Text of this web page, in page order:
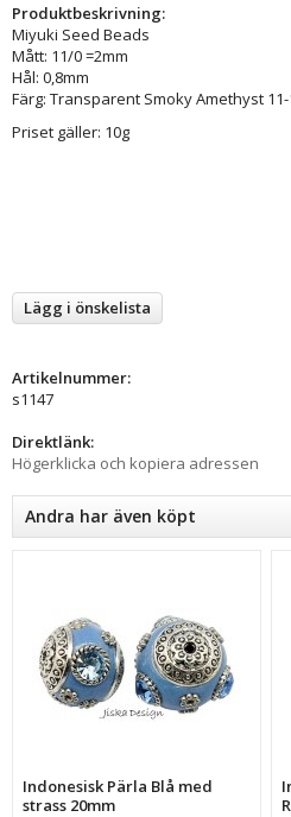
Produktbeskrivning:
Miyuki Seed Beads
Mått: 11/0 =2mm
Hål: 0,8mm
Färg: Transparent Smoky Amethyst 11-
Priset gäller: 10g
Lägg i önskelista
Artikelnummer:
s1147
Direktlänk:
Högerklicka och kopiera adressen
Andra har även köpt
Indonesisk Pärla Blå med
strass 20mm